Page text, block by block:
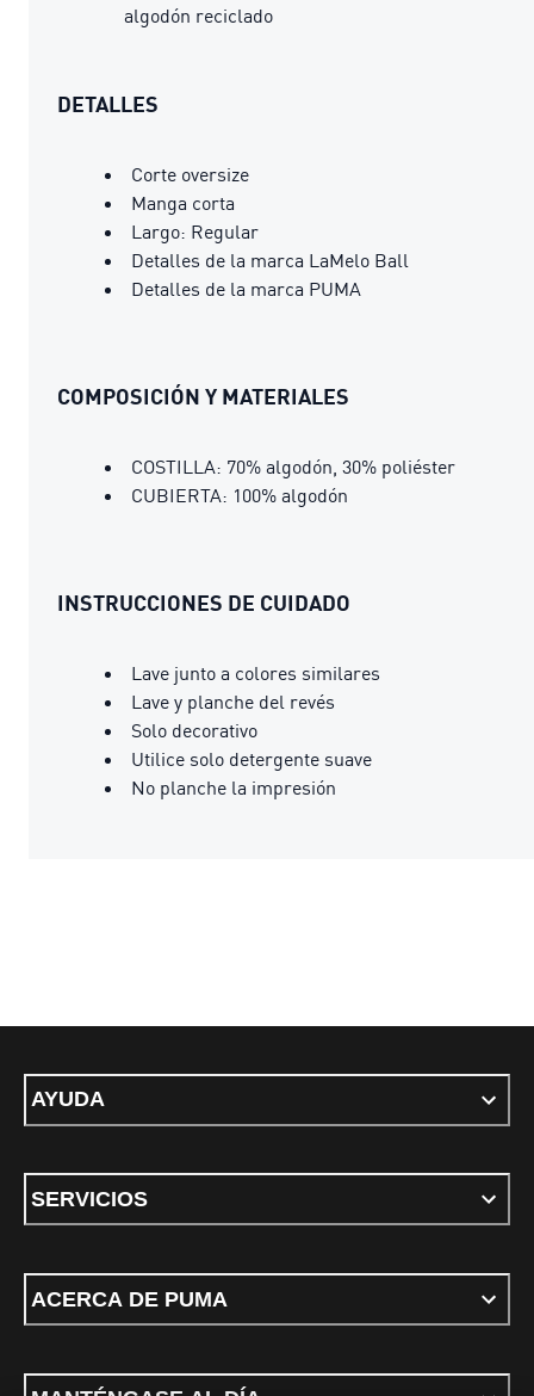
algodón reciclado
DETALLES
Corte oversize
Manga corta
Largo: Regular
Detalles de la marca LaMelo Ball
Detalles de la marca PUMA
COMPOSICIÓN Y MATERIALES
COSTILLA: 70% algodón, 30% poliéster
CUBIERTA: 100% algodón
INSTRUCCIONES DE CUIDADO
Lave junto a colores similares
Lave y planche del revés
Solo decorativo
Utilice solo detergente suave
No planche la impresión
AYUDA
SERVICIOS
ACERCA DE PUMA